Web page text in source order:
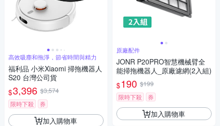
高效吸塵和拖淨，節省時間與精力
福利品 小米Xiaomi 掃拖機器人
S20 台灣公司貨
$3,396 $3,574
限時下殺
券
加入購物車
原廠配件
JONR P20PRO智慧機械臂全
能掃拖機器人_原廠濾網(2入組)
$190 $199
限時下殺
券
加入購物車